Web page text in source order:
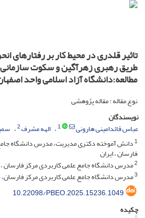
تاثیر قلدری در محیط کار بر رفتارهای
طریق رهبری زهرآگین و سکوت
مطالعه:دانشگاه آزاد اسلامی واحد
نوع مقاله : مقاله پژوهشی
نویسندگان
عباس قائدامینی هارونی
1 الهه مشرف2
1دانش آموخته دکتری مدیریت، مدرس دانشگاه
فارسان ، ایران
2مدرس دانشگاه جامع علمی کاربردی مرکز فارسان ،
3مدرس دانشگاه جامع علمی کاربردی مرکز فارسان،
10.22098/PBEO.2025.15236.1049
چکیده